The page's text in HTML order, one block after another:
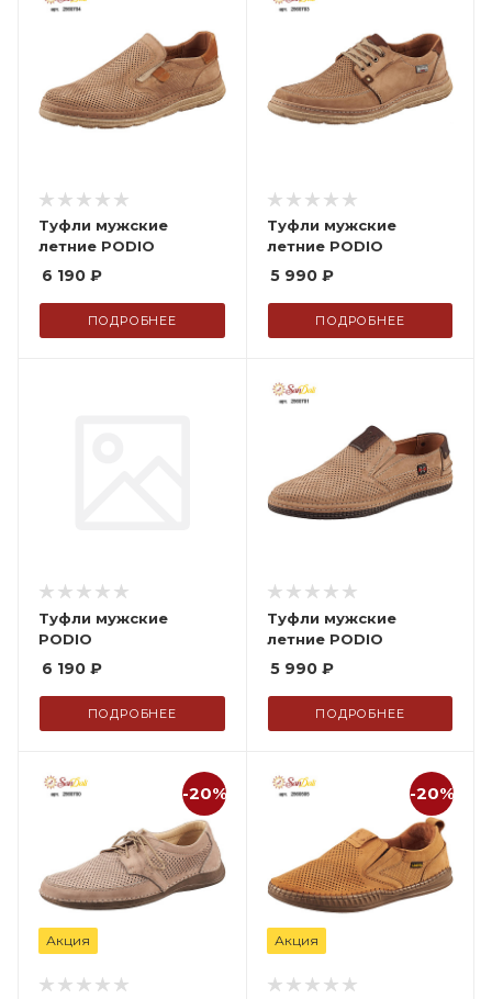
Туфли мужские
летние PODIO
6 190 ₽
ПОДРОБНЕЕ
Туфли мужские
летние PODIO
5 990₽
ПОДРОБНЕЕ
Туфли мужские
PODIO
6 190 ₽
ПОДРОБНЕЕ
Туфли мужские
летние PODIO
5 990₽
ПОДРОБНЕЕ
-20%
Акция
-20%
Акция